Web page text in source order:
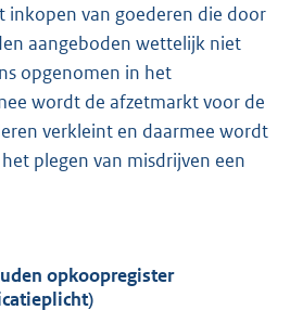
inkopen van goederen die door
aangeboden wettelijk niet
opgenomen in het
wordt de afzetmarkt voor de
verkleint en daarmee wordt
plegen van misdrijven een
opkoopregister